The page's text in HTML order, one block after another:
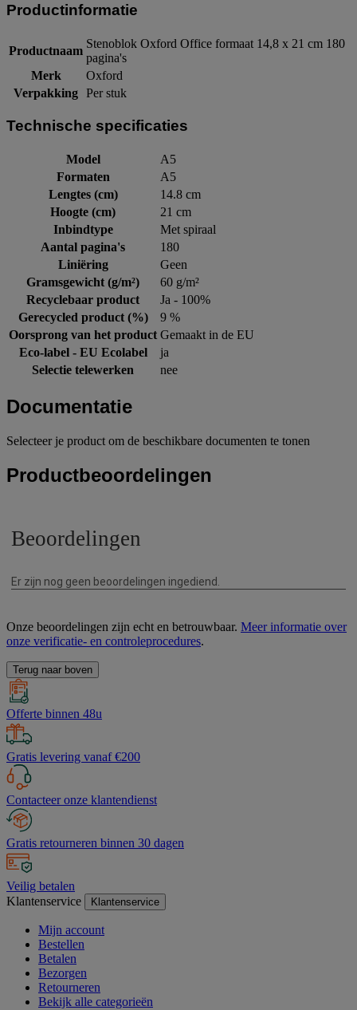
Productinformatie
Productnaam
Stenoblok Oxford Office formaat 14,8 x 21 cm 180
pagina's
Merk
Oxford
Verpakking Per stuk
Technische specificaties
Model
A5
Formaten
A5
Lengtes (cm)
14.8 cm
Hoogte (cm)
21 cm
Inbindtype
Met spiraal
Aantal pagina's
180
Liniëring
Geen
Gramsgewicht (g/m²)
60 g/m²
Recyclebaar product
Ja - 100%
Gerecycled product (%)
9 %
Oorsprong van het product Gemaakt in de EU
Eco-label - EU Ecolabel
ja
Selectie telewerken
nee
Documentatie
Selecteer je product om de beschikbare documenten te tonen
Productbeoordelingen
Onze beoordelingen zijn echt en betrouwbaar. Meer informatie over
onze verificatie- en controleprocedures.
Terug naar boven
Offerte binnen 48u
Gratis levering vanaf €200
Contacteer onze klantendienst
Gratis retourneren binnen 30 dagen
Veilig betalen
Klantenservice
Klantenservice
Mijn account
Bestellen
Betalen
Bezorgen
Retourneren
Bekijk alle categorieën